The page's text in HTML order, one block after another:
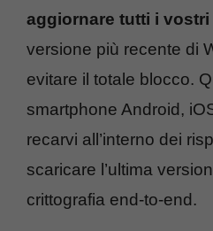
aggiornare tutti i
versione più recente di
evitare il totale blocco.
smartphone Android,
recarvi all’interno dei
scaricare l’ultima
crittografia end-to-end.